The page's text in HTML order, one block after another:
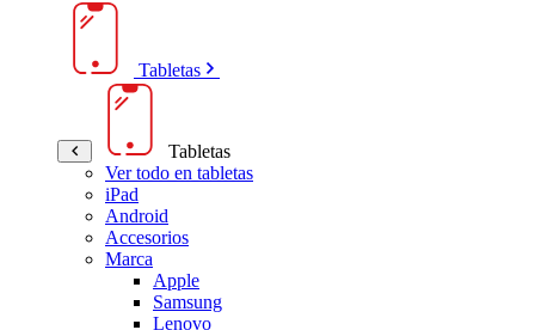
Tabletas
Tabletas
Ver todo en tabletas
iPad
Android
Accesorios
Marca
Apple
Samsung
Lenovo